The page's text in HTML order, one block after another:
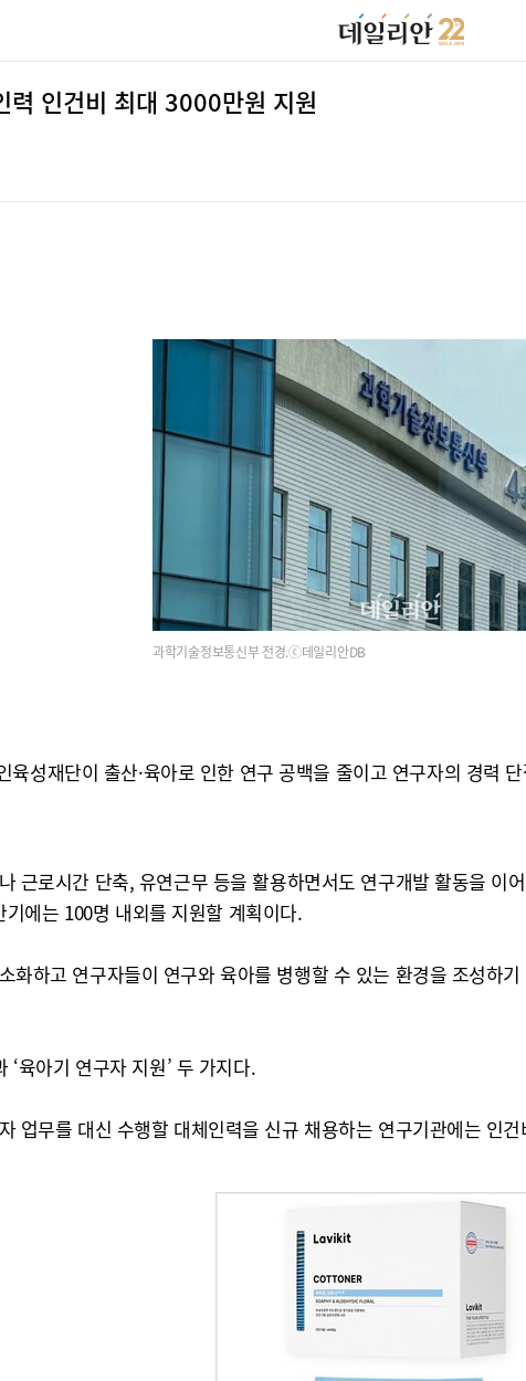
인건비 최대 3000만원 지원
과학기술정보통신부 전경.ⓒ데일리안DB
성재단이 출산·육아로 인한 연구 공백을 줄이고 연구자의 경력
근로시간 단축, 유연근무 등을 활용하면서도 연구개발 활동을
에는 100명 내외를 지원할 계획이다.
화하고 연구자들이 연구와 육아를 병행할 수 있는 환경을 조성하
‘육아기 연구자 지원’ 두 가지다.
업무를 대신 수행할 대체인력을 신규 채용하는 연구기관에는 인